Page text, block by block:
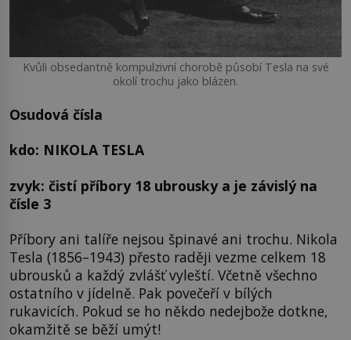
Kvůli obsedantně kompulzivní chorobě působí Tesla na své
okolí trochu jako blázen.
Osudová čísla
kdo: NIKOLA TESLA
zvyk: čistí příbory 18 ubrousky a je závislý na
čísle 3
Příbory ani talíře nejsou špinavé ani trochu. Nikola
Tesla (1856–1943) přesto raději vezme celkem 18
ubrousků a každý zvlášť vyleští. Včetně všechno
ostatního v jídelně. Pak povečeří v bílých
rukavicích. Pokud se ho někdo nedejbože dotkne,
okamžitě se běží umýt!